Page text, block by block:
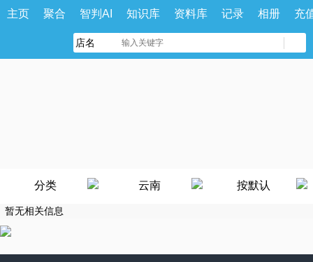
主页 聚合 智判AI 知识库 资料库 记录 相册 充
分类 云南 按默认
暂无相关信息